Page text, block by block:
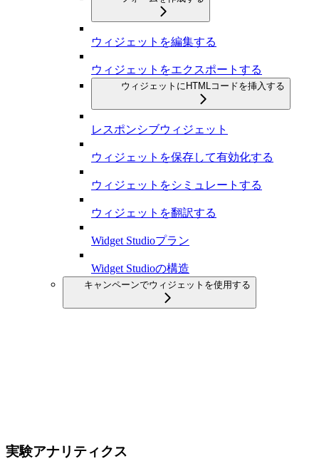
ウィジェットを編集する
ウィジェットをエクスポートする
ウィジェットにHTMLコードを挿入する
レスポンシブウィジェット
ウィジェットを保存して有効化する
ウィジェットをシミュレートする
ウィジェットを翻訳する
Widget Studioプラン
Widget Studioの構造
キャンペーンでウィジェットを使用する
実験アナリティクス